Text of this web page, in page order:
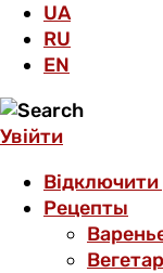
UA
RU
EN
Увійти
Рецепты